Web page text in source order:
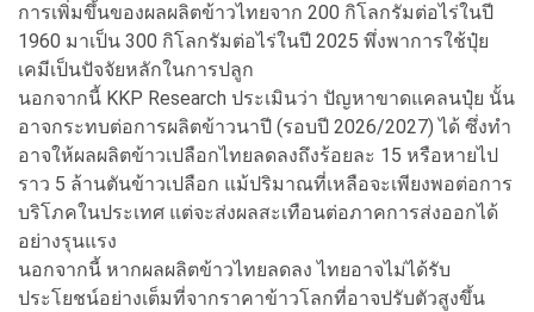
การเพิ่มขึ้นของผลผลิตข้าวไทยจาก 200 กิโลกรัมต่อไร่ในปี
1960 มาเป็น 300 กิโลกรัมต่อไร่ในปี 2025 พึ่งพาการใช้ปุ๋ย
เคมีเป็นปัจจัยหลักในการปลูก
นอกจากนี้ KKP Research ประเมินว่า ปัญหาขาดแคลนปุ๋ย นั้น
อาจกระทบต่อการผลิตข้าวนาปี (รอบปี 2026/2027) ได้ ซึ่งทำ
อาจให้ผลผลิตข้าวเปลือกไทยลดลงถึงร้อยละ 15 หรือหายไป
ราว 5 ล้านตันข้าวเปลือก แม้ปริมาณที่เหลือจะเพียงพอต่อการ
บริโภคในประเทศ แต่จะส่งผลสะเทือนต่อภาคการส่งออกได้
อย่างรุนแรง
นอกจากนี้ หากผลผลิตข้าวไทยลดลง ไทยอาจไม่ได้รับ
ประโยชน์อย่างเต็มที่จากราคาข้าวโลกที่อาจปรับตัวสูงขึ้น